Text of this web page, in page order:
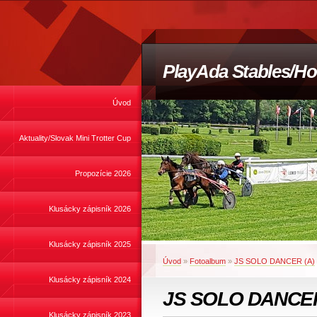
PlayAda Stables/
Úvod
Aktuality/Slovak Mini Trotter Cup
Propozície 2026
Klusácky zápisník 2026
Klusácky zápisník 2025
Klusácky zápisník 2024
Klusácky zápisník 2023
Úvod » Fotoalbum » JS SOLO DANCER (A)
JS SOLO